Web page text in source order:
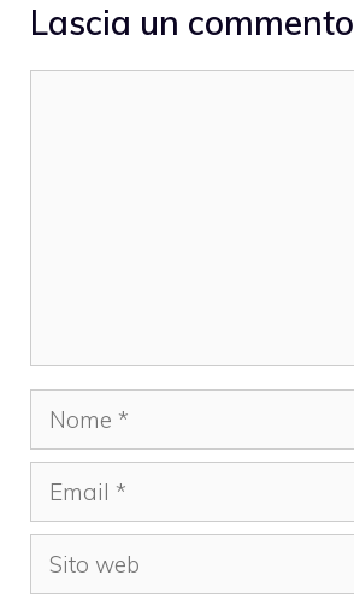
Lascia un commento
Nome
Email
Sito
web